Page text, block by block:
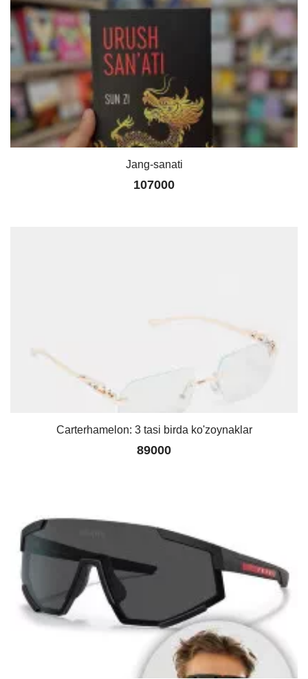
Jang-sanati
107000
Carterhamelon: 3 tasi birda ko'zoynaklar
89000